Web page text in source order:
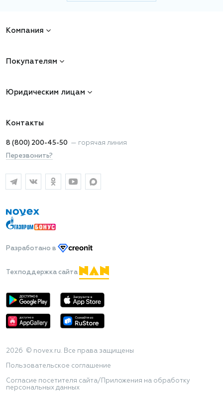
Компания
Покупателям
Юридическим лицам
Контакты
8 (800) 200-45-50 — горячая линия
Перезвонить?
Разработано в
Техподдержка сайта
2026 © novex.ru. Все права защищены
Пользовательское соглашение
Согласие посетителя сайта/Приложения на обработку
персональных данных